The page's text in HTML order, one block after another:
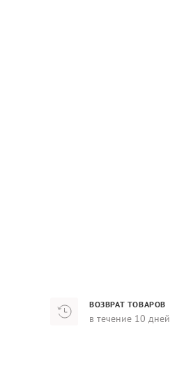
ВОЗВРАТ ТОВАРОВ
в течение 10 дней